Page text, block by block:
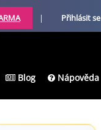
| Přihlásit se
Blog Nápověda